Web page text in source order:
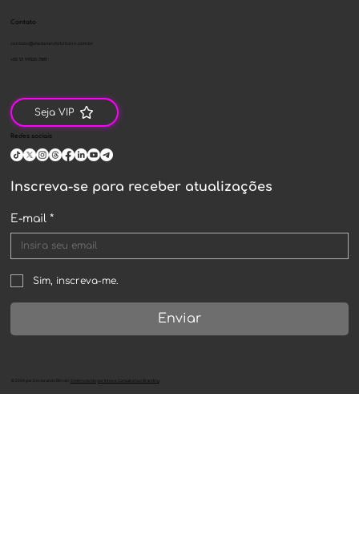
Contato
contato@declarandobitcoin.com.br
+55 51 99520-7881
Redes sociais
Seja VIP
Inscreva-se para receber atualizações
E-mail *
Sim, inscreva-me.
Enviar
2024 Declarando Bitcoin Desenvolvido por Innove Consultoria e Branding